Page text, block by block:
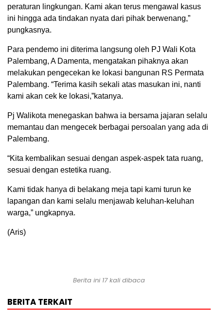
peraturan lingkungan. Kami akan terus mengawal kasus
ini hingga ada tindakan nyata dari pihak berwenang,”
pungkasnya.
Para pendemo ini diterima langsung oleh PJ Wali Kota
Palembang, A Damenta, mengatakan pihaknya akan
melakukan pengecekan ke lokasi bangunan RS Permata
Palembang. “Terima kasih sekali atas masukan ini, nanti
kami akan cek ke lokasi,”katanya.
Pj Walikota menegaskan bahwa ia bersama jajaran selalu
memantau dan mengecek berbagai persoalan yang ada di
Palembang.
“Kita kembalikan sesuai dengan aspek-aspek tata ruang,
sesuai dengan estetika ruang.
Kami tidak hanya di belakang meja tapi kami turun ke
lapangan dan kami selalu menjawab keluhan-keluhan
warga,” ungkapnya.
(Aris)
Berita ini 17 kali dibaca
BERITA TERKAIT